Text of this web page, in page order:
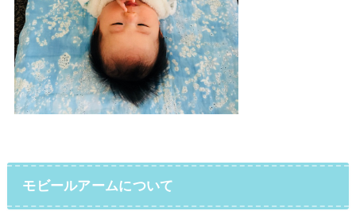
モビールアームについて